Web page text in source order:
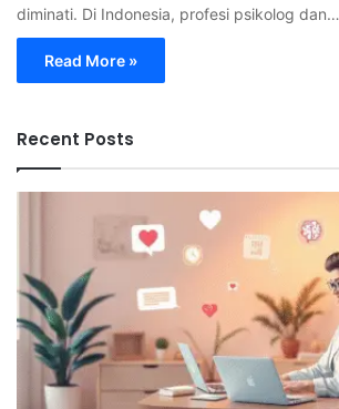
diminati. Di Indonesia, profesi psikolog dan…
Read More »
Recent Posts